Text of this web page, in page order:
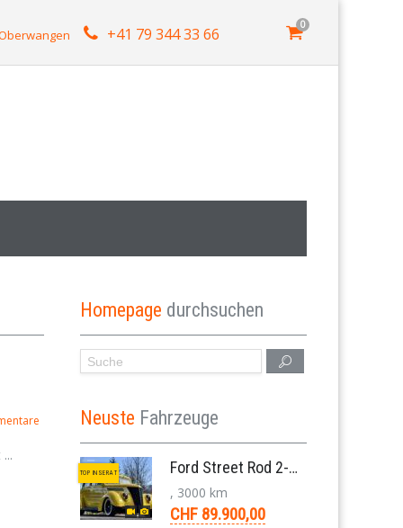
+41 79 344 33 66 0
Homepage durchsuchen
Neuste Fahrzeuge
TOP INSERAT Ford Street Rod 2-Door V8 Aut. 1937
, 3000 km
CHF 89.900,00